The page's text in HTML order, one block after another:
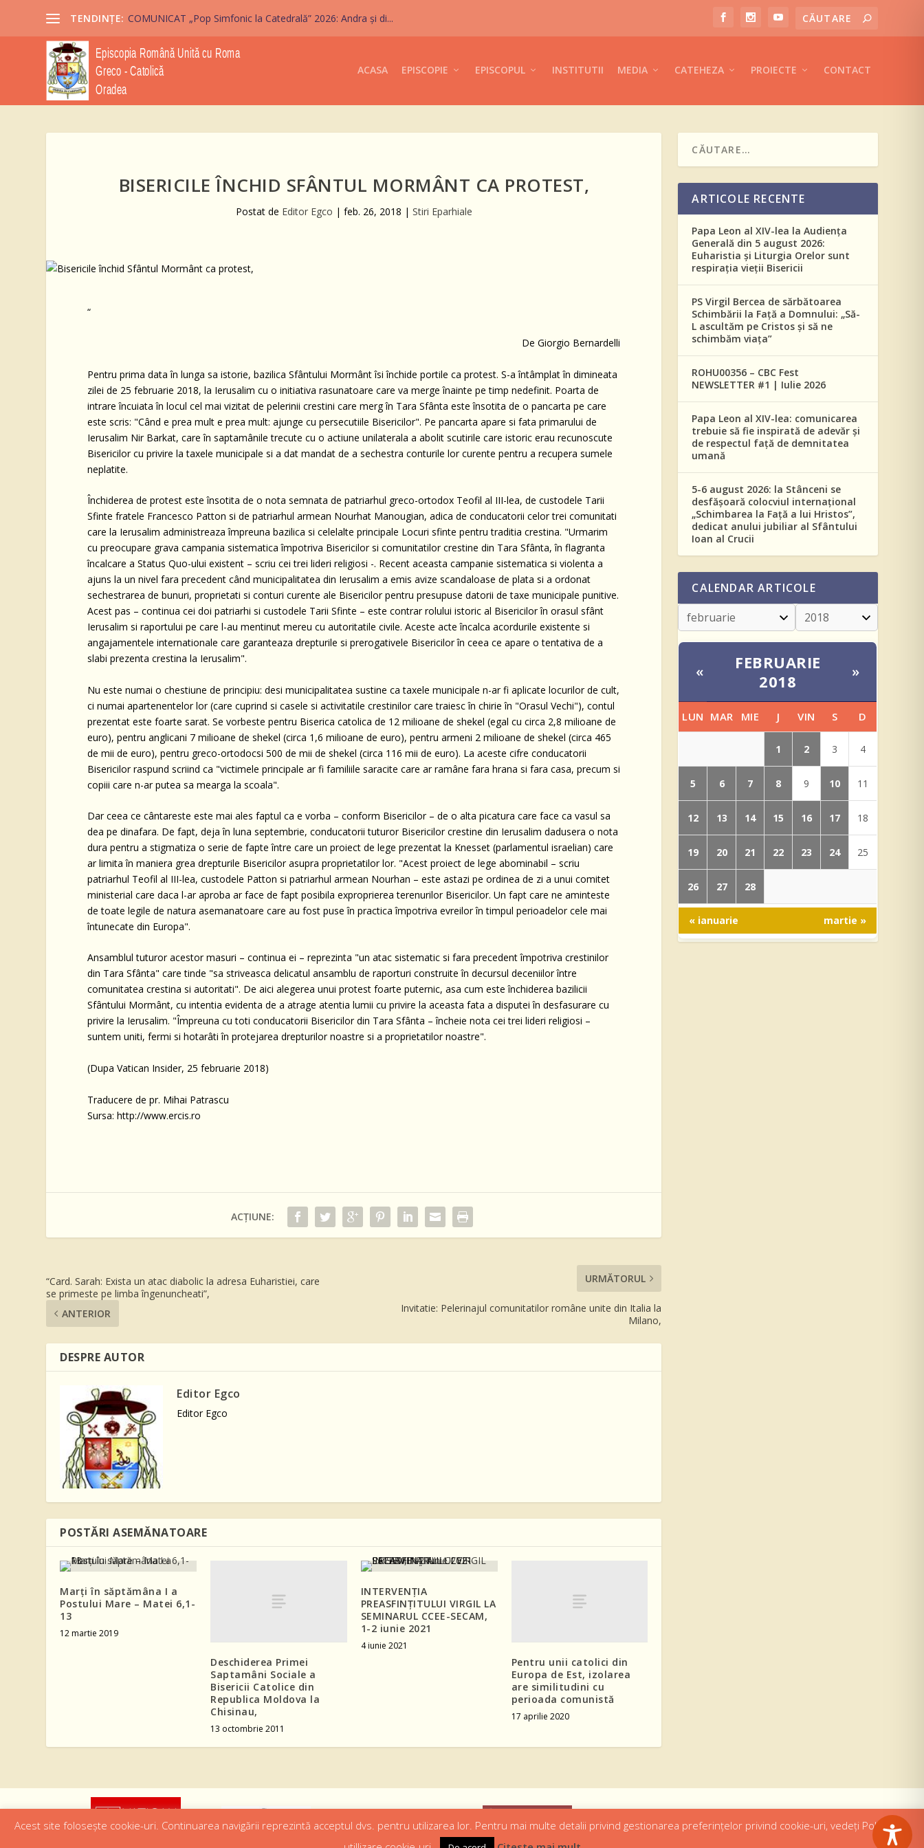
TENDINȚE: COMUNICAT „Pop Simfonic la Catedrală” 2026: Andra și di...
ACASA EPISCOPIE EPISCOPUL INSTITUTII MEDIA CATEHEZA PROIECTE CONTACT
BISERICILE ÎNCHID SFÂNTUL MORMÂNT CA PROTEST,
Postat de Editor Egco | feb. 26, 2018 | Stiri Eparhiale
“
De Giorgio Bernardelli
Pentru prima data în lunga sa istorie, bazilica Sfântului Mormânt îsi închide portile ca protest. S-a întâmplat în dimineata
zilei de 25 februarie 2018, la Ierusalim cu o initiativa rasunatoare care va merge înainte pe timp nedefinit. Poarta de
intrare încuiata în locul cel mai vizitat de pelerinii crestini care merg în Tara Sfânta este însotita de o pancarta pe care
este scris: "Când e prea mult e prea mult: ajunge cu persecutiile Bisericilor". Pe pancarta apare si fata primarului de
Ierusalim Nir Barkat, care în saptamânile trecute cu o actiune unilaterala a abolit scutirile care istoric erau recunoscute
Bisericilor cu privire la taxele municipale si a dat mandat de a sechestra conturile lor curente pentru a recupera sumele
neplatite.
Închiderea de protest este însotita de o nota semnata de patriarhul greco-ortodox Teofil al III-lea, de custodele Tarii
Sfinte fratele Francesco Patton si de patriarhul armean Nourhat Manougian, adica de conducatorii celor trei comunitati
care la Ierusalim administreaza împreuna bazilica si celelalte principale Locuri sfinte pentru traditia crestina. "Urmarim
cu preocupare grava campania sistematica împotriva Bisericilor si comunitatilor crestine din Tara Sfânta, în flagranta
încalcare a Status Quo-ului existent – scriu cei trei lideri religiosi -. Recent aceasta campanie sistematica si violenta a
ajuns la un nivel fara precedent când municipalitatea din Ierusalim a emis avize scandaloase de plata si a ordonat
sechestrarea de bunuri, proprietati si conturi curente ale Bisericilor pentru presupuse datorii de taxe municipale punitive.
Acest pas – continua cei doi patriarhi si custodele Tarii Sfinte – este contrar rolului istoric al Bisericilor în orasul sfânt
Ierusalim si raportului pe care l-au mentinut mereu cu autoritatile civile. Aceste acte încalca acordurile existente si
angajamentele internationale care garanteaza drepturile si prerogativele Bisericilor în ceea ce apare o tentativa de a
slabi prezenta crestina la Ierusalim".
Nu este numai o chestiune de principiu: desi municipalitatea sustine ca taxele municipale n-ar fi aplicate locurilor de cult,
ci numai apartenentelor lor (care cuprind si casele si activitatile crestinilor care traiesc în chirie în "Orasul Vechi"), contul
prezentat este foarte sarat. Se vorbeste pentru Biserica catolica de 12 milioane de shekel (egal cu circa 2,8 milioane de
euro), pentru anglicani 7 milioane de shekel (circa 1,6 milioane de euro), pentru armeni 2 milioane de shekel (circa 465
de mii de euro), pentru greco-ortodocsi 500 de mii de shekel (circa 116 mii de euro). La aceste cifre conducatorii
Bisericilor raspund scriind ca "victimele principale ar fi familiile saracite care ar ramâne fara hrana si fara casa, precum si
copiii care n-ar putea sa mearga la scoala".
Dar ceea ce cântareste este mai ales faptul ca e vorba – conform Bisericilor – de o alta picatura care face ca vasul sa
dea pe dinafara. De fapt, deja în luna septembrie, conducatorii tuturor Bisericilor crestine din Ierusalim dadusera o nota
dura pentru a stigmatiza o serie de fapte între care un proiect de lege prezentat la Knesset (parlamentul israelian) care
ar limita în maniera grea drepturile Bisericilor asupra proprietatilor lor. "Acest proiect de lege abominabil – scriu
patriarhul Teofil al III-lea, custodele Patton si patriarhul armean Nourhan – este astazi pe ordinea de zi a unui comitet
ministerial care daca l-ar aproba ar face de fapt posibila exproprierea terenurilor Bisericilor. Un fapt care ne aminteste
de toate legile de natura asemanatoare care au fost puse în practica împotriva evreilor în timpul perioadelor cele mai
întunecate din Europa".
Ansamblul tuturor acestor masuri – continua ei – reprezinta "un atac sistematic si fara precedent împotriva crestinilor
din Tara Sfânta" care tinde "sa striveasca delicatul ansamblu de raporturi construite în decursul deceniilor între
comunitatea crestina si autoritati". De aici alegerea unui protest foarte puternic, asa cum este închiderea bazilicii
Sfântului Mormânt, cu intentia evidenta de a atrage atentia lumii cu privire la aceasta fata a disputei în desfasurare cu
privire la Ierusalim. "Împreuna cu toti conducatorii Bisericilor din Tara Sfânta – încheie nota cei trei lideri religiosi –
suntem uniti, fermi si hotarâti în protejarea drepturilor noastre si a proprietatilor noastre".
(Dupa Vatican Insider, 25 februarie 2018)
Traducere de pr. Mihai Patrascu
Sursa: http://www.ercis.ro
ACȚIUNE:
“Card. Sarah: Exista un atac diabolic la adresa Euharistiei, care
se primeste pe limba îngenuncheati”,
ANTERIOR
URMĂTORUL
Invitatie: Pelerinajul comunitatilor române unite din Italia la
Milano,
DESPRE AUTOR
Editor Egco
Editor Egco
POSTĂRI ASEMĂNATOARE
Marți în săptămâna I a
Postului Mare – Matei 6,1-
13
12 martie 2019
Deschiderea Primei
Saptamâni Sociale a
Bisericii Catolice din
Republica Moldova la
Chisinau,
13 octombrie 2011
INTERVENȚIA
PREASFINȚITULUI VIRGIL LA
SEMINARUL CCEE-SECAM,
1-2 iunie 2021
4 iunie 2021
Pentru unii catolici din
Europa de Est, izolarea
are similitudini cu
perioada comunistă
17 aprilie 2020
ARTICOLE RECENTE
Papa Leon al XIV-lea la Audiența
Generală din 5 august 2026:
Euharistia și Liturgia Orelor sunt
respirația vieții Bisericii
PS Virgil Bercea de sărbătoarea
Schimbării la Față a Domnului: „Să-
L ascultăm pe Cristos și să ne
schimbăm viața”
ROHU00356 – CBC Fest
NEWSLETTER #1 | Iulie 2026
Papa Leon al XIV-lea: comunicarea
trebuie să fie inspirată de adevăr și
de respectul față de demnitatea
umană
5-6 august 2026: la Stânceni se
desfășoară colocviul internațional
„Schimbarea la Față a lui Hristos”,
dedicat anului jubiliar al Sfântului
Ioan al Crucii
CALENDAR ARTICOLE
«
FEBRUARIE
2018
»
LUN MAR MIE J VIN S D
1 2 3 4
5 6 7 8 9 10 11
12 13 14 15 16 17 18
19 20 21 22 23 24 25
26 27 28
« ianuarie martie »
Acest site folosește cookie-uri. Continuarea navigării reprezintă acceptul dvs. pentru utilizarea lor. Pentru mai multe detalii privind gestionarea preferințelor privind cookie-uri, vedeți Politica de